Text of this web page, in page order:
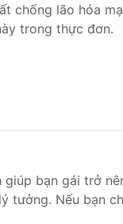
chống lão hóa
trong thực đơn.
bạn gái trở
tưởng. Nếu bạn